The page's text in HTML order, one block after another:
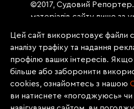
©2017, Судовий
матеріалів сайту лише за
«Судовий репортер» не
абзацу. Матеріали, щодо
заборона на повну
(передрук, копіювання,
інше використання),
передруковувати без
Цей сайт використовує файли
аналізу трафіку та надання
профілю ваших інтересів. Якщо
більше або заборонити
cookies, ознайомтесь з нашою
ви натиснете «погоджуюсь»